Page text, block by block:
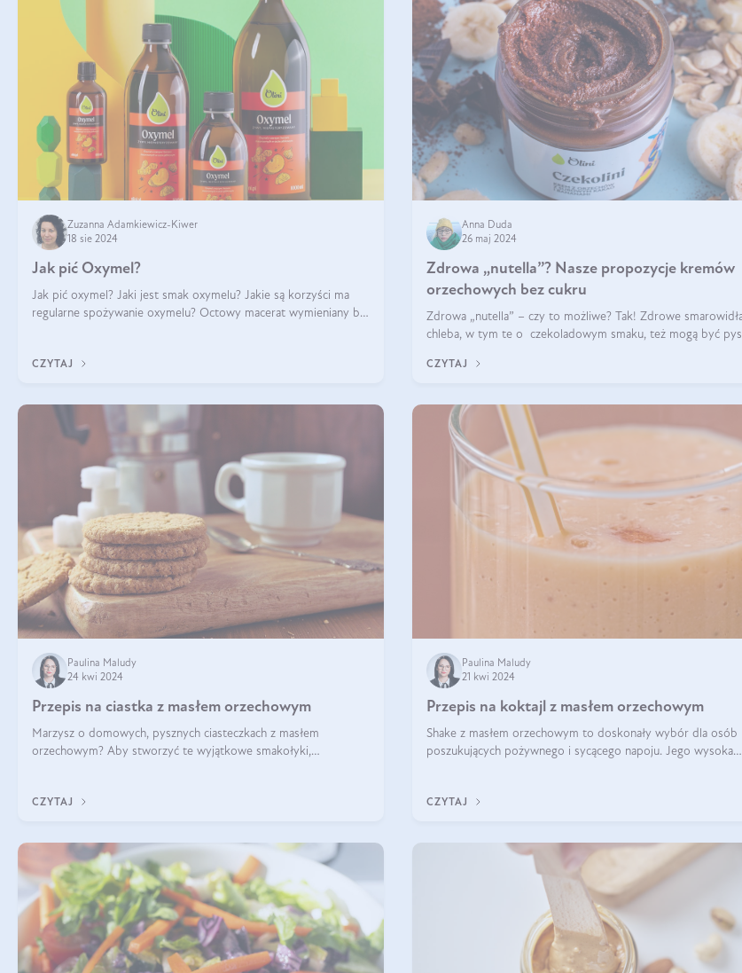
Zuzanna Adamkiewicz-Kiwer
18 sie 2024
Jak pić Oxymel?
Jak pić oxymel? Jaki jest smak oxymelu? Jakie są korzyści ma
regularne spożywanie oxymelu? Octowy macerat wymieniany był
CZYTAJ
Anna Duda
26 maj 2024
Zdrowa „nutella”? Nasze propozycje kremów
orzechowych bez cukru
Zdrowa „nutella” – czy to możliwe? Tak! Zdrowe
chleba, w tym te o czekoladowym smaku, też mogą być
CZYTAJ
Paulina Maludy
24 kwi 2024
Przepis na ciastka z masłem orzechowym
Marzysz o domowych, pysznych ciasteczkach z masłem
orzechowym? Aby stworzyć te wyjątkowe smakołyki,
CZYTAJ
Paulina Maludy
21 kwi 2024
Przepis na koktajl z masłem orzechowym
Shake z masłem orzechowym to doskonały wybór dla osób
poszukujących pożywnego i sycącego napoju. Jego wysoka
CZYTAJ